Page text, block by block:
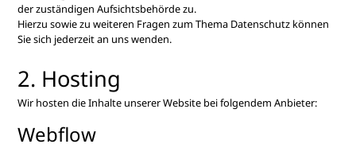
der zuständigen Aufsichtsbehörde zu.
Hierzu sowie zu weiteren Fragen zum Thema Datenschutz können
Sie sich jederzeit an uns wenden.
2. Hosting
Wir hosten die Inhalte unserer Website bei folgendem Anbieter:
Webflow